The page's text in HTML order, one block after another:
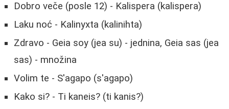
Dobro veče (posle 12) - Kalispera (kalispera)
Laku noć - Kalinyxta (kalinihta)
Zdravo - Geia soy (jea su) - jednina, Geia sas (jea
sas) - množina
Volim te - S'agapo (s'agapo)
Kako si? - Ti kaneis? (ti kanis?)